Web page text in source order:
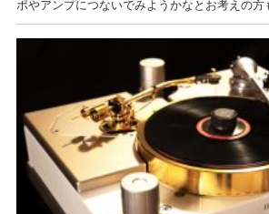
ポやアンプにつないでみようかなとお考えの